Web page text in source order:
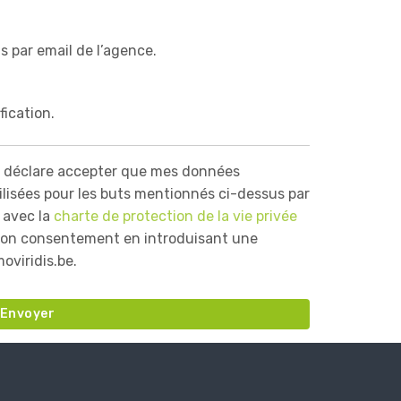
email de l’agence.
accepter que mes données
pour les buts mentionnés ci-dessus par
la charte de protection de la vie privée
consentement en introduisant une
Envoyer